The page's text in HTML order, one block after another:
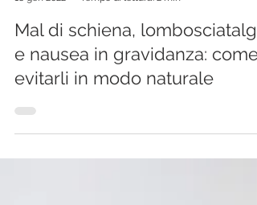
18 gen 2022
Tempo di lettura: 2 min
Mal di schiena,
e nausea in gravidanza: come
evitarli in modo naturale